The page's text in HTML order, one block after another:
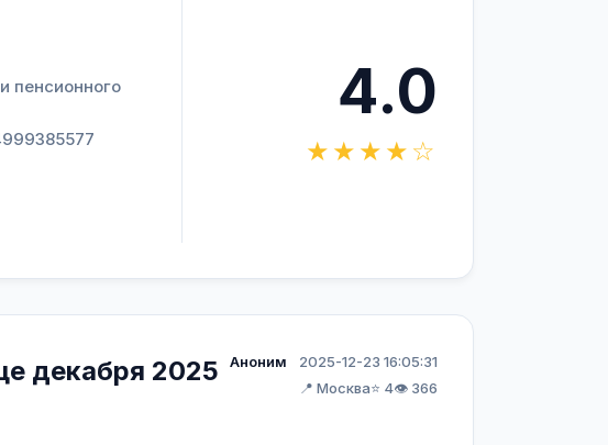
пенсионного
4.0
★★★★☆
декабря 2025
Аноним
2025-12-23 16:05:31
📍 Москва⭐ 4👁️ 366